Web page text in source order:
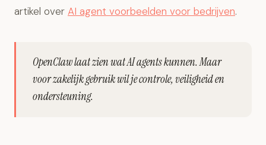
artikel over AI agent voorbeelden voor bedrijven.
OpenClaw laat zien wat AI agents kunnen. Maar
voor zakelijk gebruik wil je controle, veiligheid en
ondersteuning.